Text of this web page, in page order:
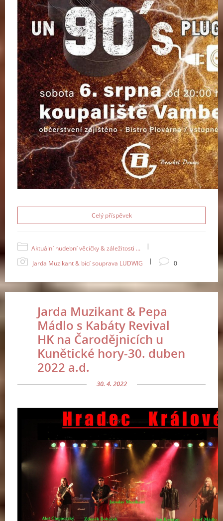
Celý příspěvek
Aktuální hudební věcičky & záležitosti ... |
Jarda Muzikant & bicí souprava LUDWIG | 0
Jarda Muzikant & Pepa
Mádlo s Kabáty Revival
HK na Čarodějnicích u
Kunětické hory-30. duben
2022 a.d.
30. 4. 2022